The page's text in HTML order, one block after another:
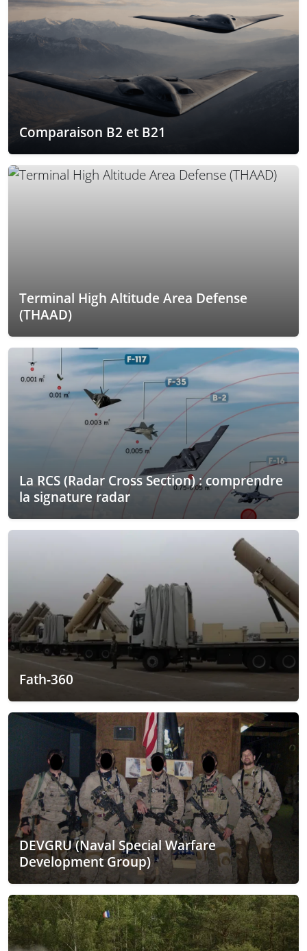
Comparaison B2 et B21
Terminal High Altitude Area Defense
(THAAD)
La RCS (Radar Cross Section) : comprendre
la signature radar
Fath-360
DEVGRU (Naval Special Warfare
Development Group)